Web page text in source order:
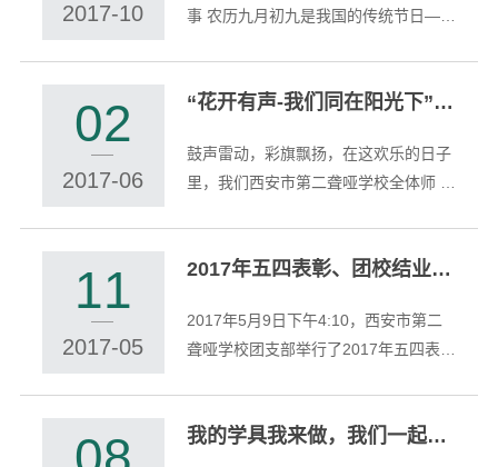
2017-10
事 农历九月初九是我国的传统节日——
来临之际，积极组织各班开展了关于重
02
2017-06
“花开有声-我们同在阳光下”——欢庆六一活动通讯稿
鼓声雷动，彩旗飘扬，在这欢乐的日子
里，我们西安市第二聋哑学校全体师 生
为和孩子们共同欢庆的不只是全体老师
工程有...
11
2017-05
2017年五四表彰、团校结业暨新团员入团仪式
2017年5月9日下午4:10，西安市第二
聋哑学校团支部举行了2017年五四表
参加了本次活动，并为我校“西安青年
我的学具我来做，我们一起来动手